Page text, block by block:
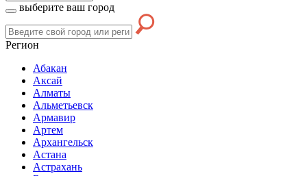
выберите ваш город
Регион
Абакан
Аксай
Алматы
Альметьевск
Армавир
Артем
Архангельск
Астана
Астрахань